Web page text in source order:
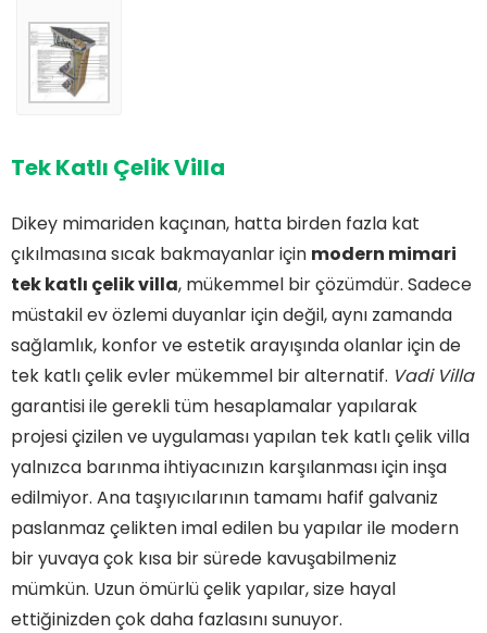
Tek Katlı Çelik Villa
Dikey mimariden kaçınan, hatta birden fazla kat
çıkılmasına sıcak bakmayanlar için modern mimari
tek katlı çelik villa, mükemmel bir çözümdür. Sadece
müstakil ev özlemi duyanlar için değil, aynı zamanda
sağlamlık, konfor ve estetik arayışında olanlar için de
tek katlı çelik evler mükemmel bir alternatif. Vadi Villa
garantisi ile gerekli tüm hesaplamalar yapılarak
projesi çizilen ve uygulaması yapılan tek katlı çelik villa
yalnızca barınma ihtiyacınızın karşılanması için inşa
edilmiyor. Ana taşıyıcılarının tamamı hafif galvaniz
paslanmaz çelikten imal edilen bu yapılar ile modern
bir yuvaya çok kısa bir sürede kavuşabilmeniz
mümkün. Uzun ömürlü çelik yapılar, size hayal
ettiğinizden çok daha fazlasını sunuyor.